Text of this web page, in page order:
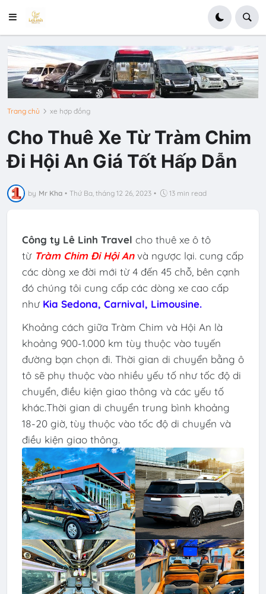
Trang chủ xe hợp đồng
Cho Thuê Xe Từ Tràm Chim
Đi Hội An Giá Tốt Hấp Dẫn
by Mr Kha • Thứ Ba, tháng 12 26, 2023 • 13 min read
Công ty Lê Linh Travel cho thuê xe ô tô
từ Tràm Chim Đi Hội Anvà ngược lại. cung cấp
các dòng xe đời mới từ 4 đến 45 chỗ, bên cạnh
đó chúng tôi cung cấp các dòng xe cao cấp
như Kia Sedona, Carnival, Limousine.
Khoảng cách giữa Tràm Chim và Hội An là
khoảng 900-1.000 km tùy thuộc vào tuyến
đường bạn chọn đi. Thời gian di chuyển bằng ô
tô sẽ phụ thuộc vào nhiều yếu tố như tốc độ di
chuyển, điều kiện giao thông và các yếu tố
khác.Thời gian di chuyển trung bình khoảng
18-20 giờ, tùy thuộc vào tốc độ di chuyển và
điều kiện giao thông.